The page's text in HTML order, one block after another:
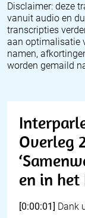
Disclaimer: deze
vanuit audio en
transcripties
aan optimalisatie
namen,
worden gemaild
Overleg
en in
[0:00:01] Dank